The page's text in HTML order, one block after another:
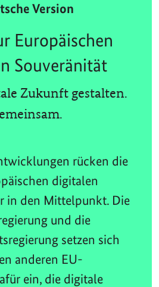
Version
Europäischen
Souveränität
Zukunft gestalten.
rücken die
digitalen
in den Mittelpunkt. Die
und die
setzen sich
anderen EU-
ein, die digitale